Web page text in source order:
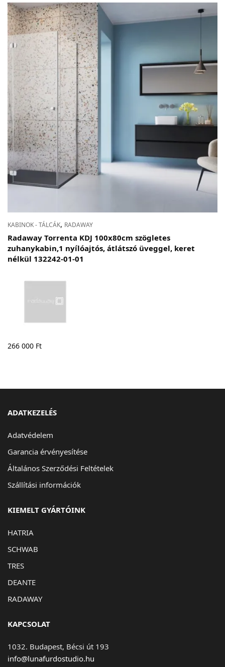
KABINOK - TÁLCÁK, RADAWAY
Radaway Torrenta KDJ 100x80cm szögletes
zuhanykabin,1 nyílóajtós, átlátszó üveggel, keret
nélkül 132242-01-01
266 000 Ft
ADATKEZELÉS
Adatvédelem
Garancia érvényesítése
Általános Szerződési Feltételek
Szállítási információk
KIEMELT GYÁRTÓINK
HATRIA
SCHWAB
TRES
DEANTE
RADAWAY
KAPCSOLAT
1032. Budapest, Bécsi út 193
info@lunafurdostudio.hu